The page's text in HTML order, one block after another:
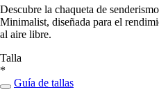
Descubre la chaqueta de
Minimalist, diseñada para el
al aire libre.
Talla
*
Guía de tallas